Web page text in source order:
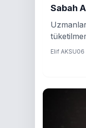
Sabah
9 tehlikeli
Elif AKSU06